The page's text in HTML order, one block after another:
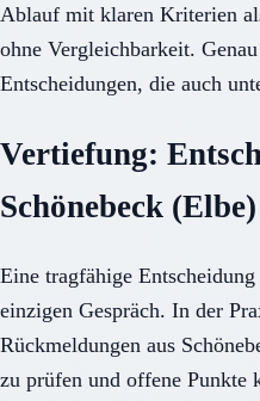
Ablauf mit klaren Kriterien
ohne Vergleichbarkeit.
Entscheidungen, die auch
Vertiefung:
Schönebeck (Elbe)
Eine tragfähige
einzigen Gespräch. In der
Rückmeldungen aus
zu prüfen und offene Punkte